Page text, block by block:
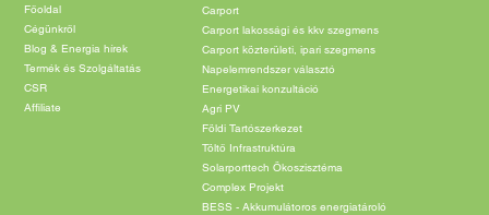
Főoldal
Cégünkről
Blog & Energia hírek
Termék és Szolgáltatás
CSR
Affiliate
Carport
Carport lakossági és kkv szegmens
Carport közterületi, ipari szegmens
Napelemrendszer választó
Energetikai konzultáció
Agri PV
Földi Tartószerkezet
Töltő Infrastruktúra
Solarporttech Ökoszisztéma
Complex Projekt
BESS - Akkumulátoros energiatároló